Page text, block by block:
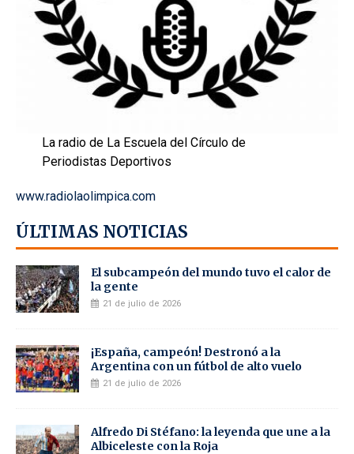
La radio de La Escuela del Círculo de
Periodistas Deportivos
www.radiolaolimpica.com
ÚLTIMAS NOTICIAS
El subcampeón del mundo tuvo el calor de
la gente
21 de julio de 2026
¡España, campeón! Destronó a la
Argentina con un fútbol de alto vuelo
21 de julio de 2026
Alfredo Di Stéfano: la leyenda que une a la
Albiceleste con la Roja